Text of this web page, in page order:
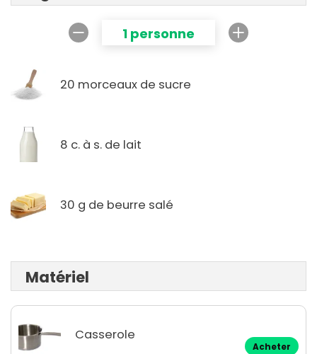
1 personne
20 morceaux de sucre
8 c. à s. de lait
30 g de beurre salé
Matériel
Casserole
Acheter